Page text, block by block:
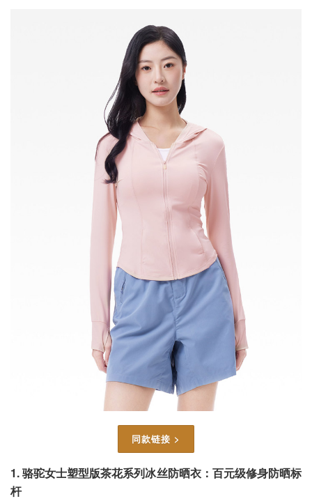
同款链接 >
1. 骆驼女士塑型版茶花系列冰丝防晒衣：百元级修身防晒标
杆